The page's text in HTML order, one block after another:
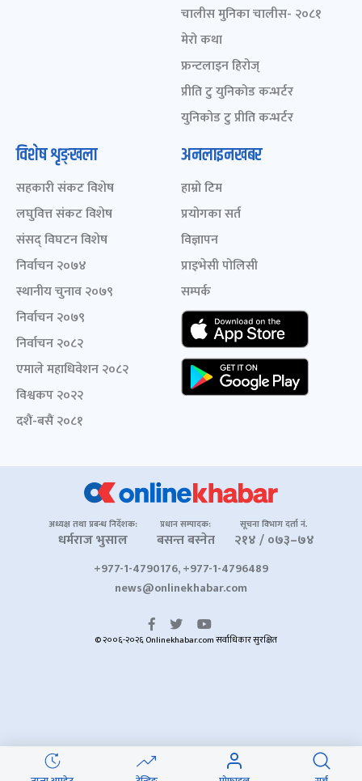
चालीस मुनिका चालीस- २०८१
मेरो कथा
फ्रन्टलाइन हिरोज्
प्रीति टु युनिकोड कन्भर्टर
युनिकोड टु प्रीति कन्भर्टर
विशेष शृङ्खला
सहकारी संकट विशेष
लघुवित्त संकट विशेष
संसद् विघटन विशेष
निर्वाचन २०७४
स्थानीय चुनाव २०७९
निर्वाचन २०७९
निर्वाचन २०८२
एमाले महाधिवेशन २०८२
विश्वकप २०२२
दशैं-बसैं २०८१
अनलाइनखबर
हाम्रो टिम
प्रयोगका सर्त
विज्ञापन
प्राइभेसी पोलिसी
सम्पर्क
अध्यक्ष तथा प्रबन्ध निर्देशक:
धर्मराज भुसाल
प्रधान सम्पादक:
बसन्त बस्नेत
सूचना विभाग दर्ता नं.
२१४ / ०७३–७४
+977-1-4790176, +977-1-4796489
news@onlinekhabar.com
© २००६-२०२६ Onlinekhabar.com सर्वाधिकार सुरक्षित